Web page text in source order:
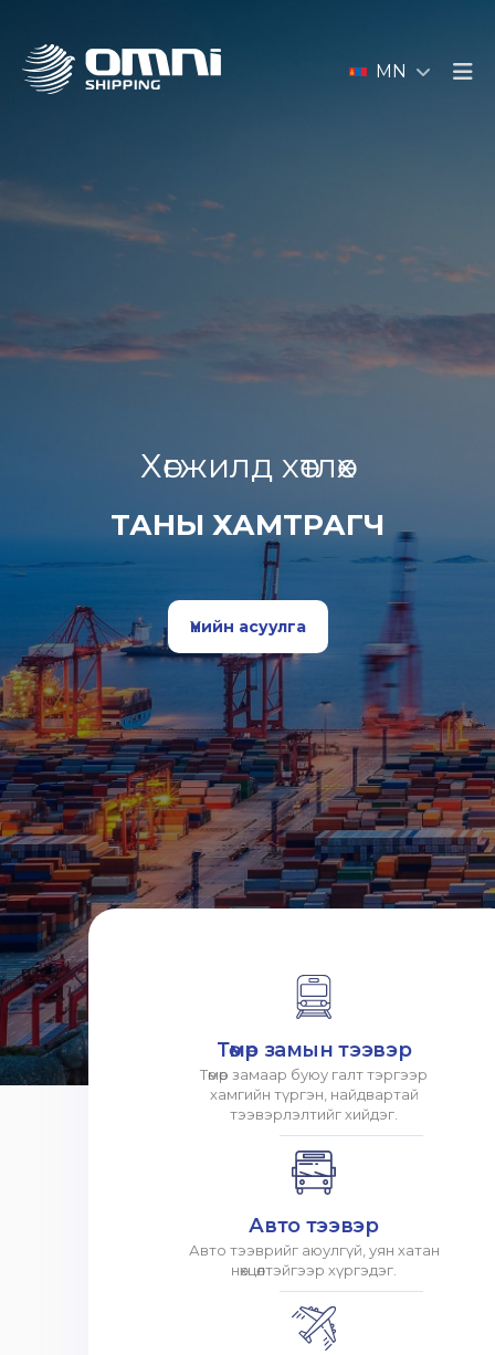
MN
Хөгжилд хөтлөх
ТАНЫ ХАМТРАГЧ
Үнийн асуулга
Төмөр замын тээвэр
Төмөр замаар буюу галт тэргээр
хамгийн түргэн, найдвартай
тээвэрлэлтийг хийдэг.
Авто тээвэр
Авто тээврийг аюулгүй, уян хатан
нөхцөлтэйгээр хүргэдэг.